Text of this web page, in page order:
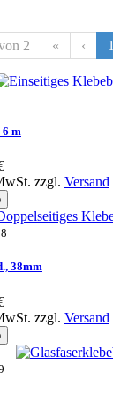
2 « ‹ 1
6 m
zzgl. Versand
38mm
zzgl. Versand